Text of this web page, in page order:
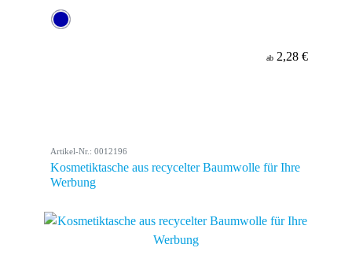
ab 2,28 €
Artikel-Nr.: 0012196
Kosmetiktasche aus recycelter Baumwolle für Ihre
Werbung